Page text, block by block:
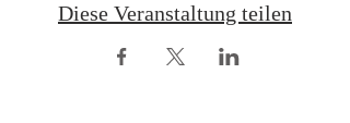
Diese Veranstaltung teilen